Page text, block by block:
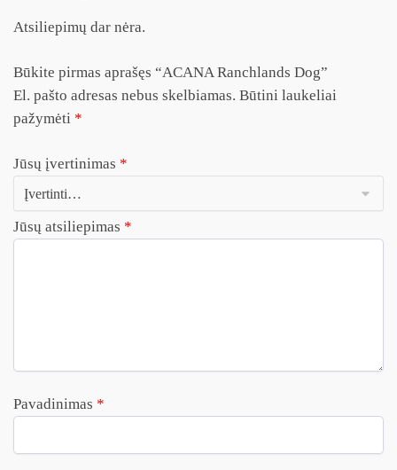
Atsiliepimų dar nėra.
Būkite pirmas aprašęs “ACANA Ranchlands Dog”
El. pašto adresas nebus skelbiamas. Būtini laukeliai
pažymėti *
Jūsų įvertinimas *
Jūsų atsiliepimas *
Pavadinimas *